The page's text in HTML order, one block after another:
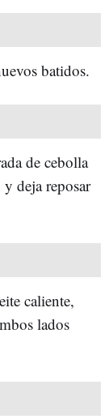
batidos.
de cebolla
deja reposar
caliente,
lados